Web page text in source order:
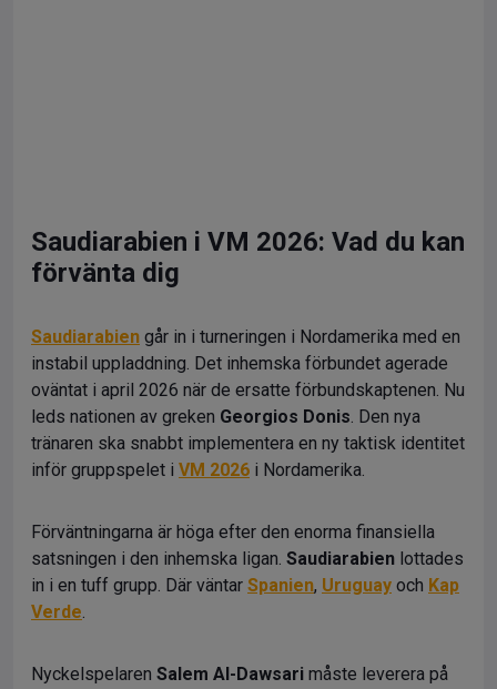
Saudiarabien i VM 2026: Vad du kan
förvänta dig
Saudiarabien går in i turneringen i Nordamerika med en
instabil uppladdning. Det inhemska förbundet agerade
oväntat i april 2026 när de ersatte förbundskaptenen. Nu
leds nationen av greken Georgios Donis. Den nya
tränaren ska snabbt implementera en ny taktisk identitet
inför gruppspelet i VM 2026 i Nordamerika.
Förväntningarna är höga efter den enorma finansiella
satsningen i den inhemska ligan. Saudiarabien lottades
in i en tuff grupp. Där väntar Spanien, Uruguay och Kap
Verde.
Nyckelspelaren Salem Al-Dawsari måste leverera på